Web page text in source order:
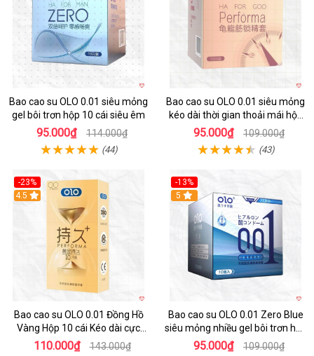
Bao cao su OLO 0.01 siêu mỏng
gel bôi trơn hộp 10 cái siêu êm
95.000₫ 114.000₫
(44)
Bao cao su OLO 0.01 siêu mỏng
kéo dài thời gian thoải mái hộp
10
95.000₫ 109.000₫
(43)
-23%
Hot
4.5
Bao cao su OLO 0.01 Đồng Hồ
Vàng Hộp 10 cái Kéo dài cực
đỉnh
110.000₫ 143.000₫
-13%
Hot
5
Bao cao su OLO 0.01 Zero Blue
siêu mỏng nhiều gel bôi trơn hộp
10
95.000₫ 109.000₫